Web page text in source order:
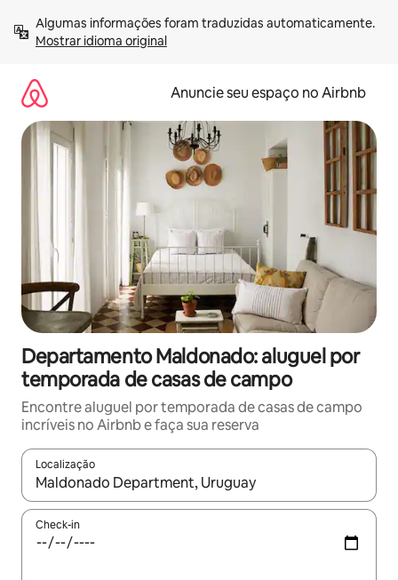
para
Mostrar idioma original
Anuncie seu espaço no Airbnb
Departamento Maldonado: aluguel por
temporada de casas de campo
Encontre aluguel por temporada de casas de campo
incríveis no Airbnb e faça sua reserva
Localização
Quando os resultados estiverem disponíveis, explore-os
Check-in